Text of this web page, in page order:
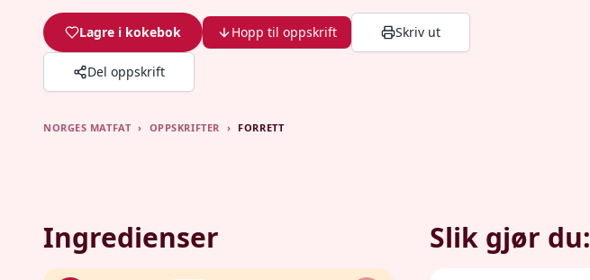
Lagre i kokebok Hopp til oppskrift Skriv ut
Del oppskrift
NORGES MATFAT › OPPSKRIFTER › FORRETT
Ingredienser Slik gjør du: